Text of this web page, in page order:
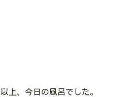
以上、今日の風呂でした。